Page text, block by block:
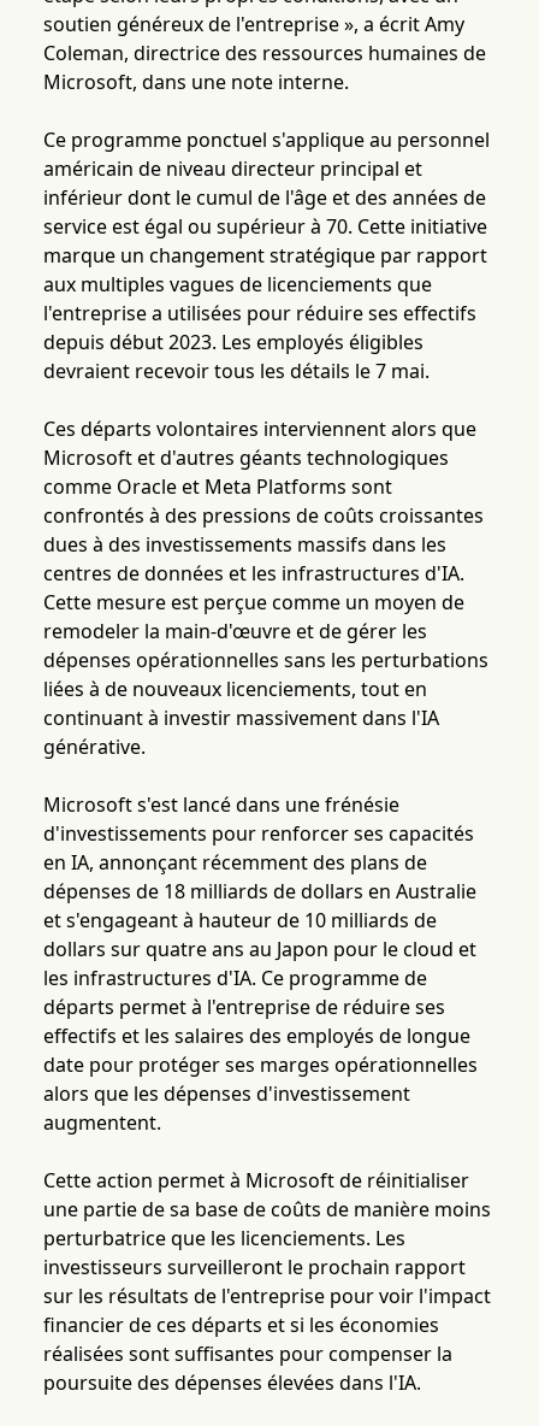
soutien généreux de l'entreprise », a écrit Amy
Coleman, directrice des ressources humaines de
Microsoft, dans une note interne.
Ce programme ponctuel s'applique au personnel
américain de niveau directeur principal et
inférieur dont le cumul de l'âge et des années de
service est égal ou supérieur à 70. Cette initiative
marque un changement stratégique par rapport
aux multiples vagues de licenciements que
l'entreprise a utilisées pour réduire ses effectifs
depuis début 2023. Les employés éligibles
devraient recevoir tous les détails le 7 mai.
Ces départs volontaires interviennent alors que
Microsoft et d'autres géants technologiques
comme Oracle et Meta Platforms sont
confrontés à des pressions de coûts croissantes
dues à des investissements massifs dans les
centres de données et les infrastructures d'IA.
Cette mesure est perçue comme un moyen de
remodeler la main-d'œuvre et de gérer les
dépenses opérationnelles sans les perturbations
liées à de nouveaux licenciements, tout en
continuant à investir massivement dans l'IA
générative.
Microsoft s'est lancé dans une frénésie
d'investissements pour renforcer ses capacités
en IA, annonçant récemment des plans de
dépenses de 18 milliards de dollars en Australie
et s'engageant à hauteur de 10 milliards de
dollars sur quatre ans au Japon pour le cloud et
les infrastructures d'IA. Ce programme de
départs permet à l'entreprise de réduire ses
effectifs et les salaires des employés de longue
date pour protéger ses marges opérationnelles
alors que les dépenses d'investissement
augmentent.
Cette action permet à Microsoft de réinitialiser
une partie de sa base de coûts de manière moins
perturbatrice que les licenciements. Les
investisseurs surveilleront le prochain rapport
sur les résultats de l'entreprise pour voir l'impact
financier de ces départs et si les économies
réalisées sont suffisantes pour compenser la
poursuite des dépenses élevées dans l'IA.